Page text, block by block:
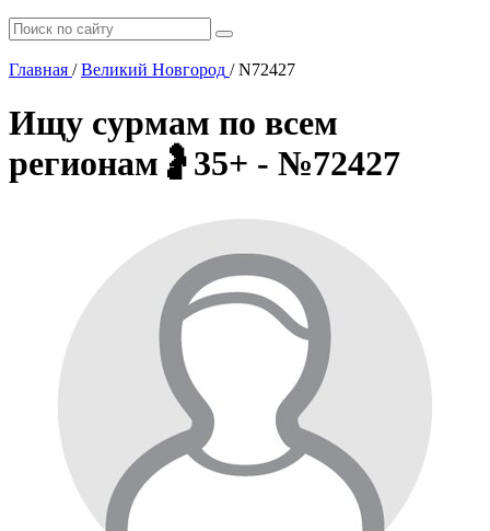
Главная / Великий Новгород /N72427
Ищу сурмам по всем
регионам🤰35+ - №72427